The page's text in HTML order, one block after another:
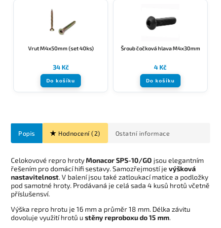
Vrut M4x50mm (set 40ks)
34 Kč
Do košíku
Šroub čočková hlava M4x30mm
4 Kč
Do košíku
Popis Hodnocení (2) Ostatní informace
Celokovové repro hrotyMonacor SPS-10/GO jsou elegantním
řešením pro domácí hifi sestavy. Samozřejmostí je výšková
nastavitelnost. V balení jsou také zatloukací matice a podložky
pod samotné hroty. Prodávaná je celá sada 4 kusů hrotů včetně
příslušensví.
Výška repro hrotu je 16 mm a průměr 18 mm. Délka závitu
dovoluje využití hrotů u stěny reproboxu do 15 mm.